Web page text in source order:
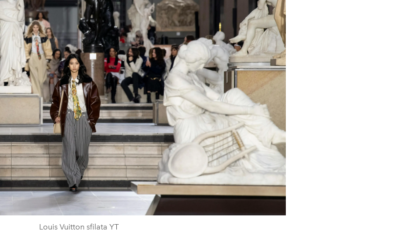
Louis Vuitton sfilata YT